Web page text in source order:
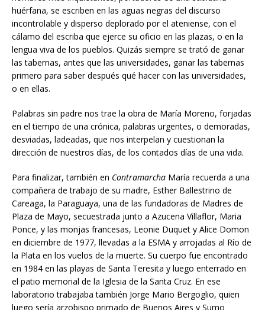
huérfana, se escriben en las aguas negras del discurso
incontrolable y disperso deplorado por el ateniense, con el
cálamo del escriba que ejerce su oficio en las plazas, o en la
lengua viva de los pueblos. Quizás siempre se trató de ganar
las tabernas, antes que las universidades, ganar las tabernas
primero para saber después qué hacer con las universidades,
o en ellas.
Palabras sin padre nos trae la obra de María Moreno, forjadas
en el tiempo de una crónica, palabras urgentes, o demoradas,
desviadas, ladeadas, que nos interpelan y cuestionan la
dirección de nuestros días, de los contados días de una vida.
Para finalizar, también en Contramarcha María recuerda a una
compañera de trabajo de su madre, Esther Ballestrino de
Careaga, la Paraguaya, una de las fundadoras de Madres de
Plaza de Mayo, secuestrada junto a Azucena Villaflor, Maria
Ponce, y las monjas francesas, Leonie Duquet y Alice Domon
en diciembre de 1977, llevadas a la ESMA y arrojadas al Río de
la Plata en los vuelos de la muerte. Su cuerpo fue encontrado
en 1984 en las playas de Santa Teresita y luego enterrado en
el patio memorial de la Iglesia de la Santa Cruz. En ese
laboratorio trabajaba también Jorge Mario Bergoglio, quien
luego sería arzobispo primado de Buenos Aires y Sumo